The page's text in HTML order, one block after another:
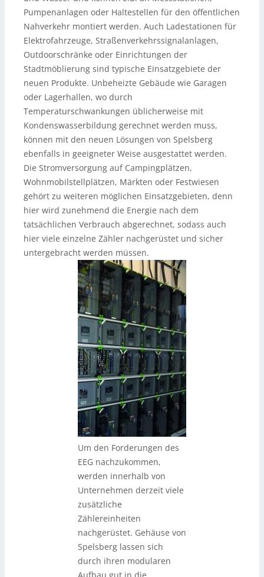
Pumpenanlagen oder Haltestellen für den öffentlichen
Nahverkehr montiert werden. Auch Ladestationen für
Elektrofahrzeuge, Straßenverkehrssignalanlagen,
Outdoorschränke oder Einrichtungen der
Stadtmöblierung sind typische Einsatzgebiete der
neuen Produkte. Unbeheizte Gebäude wie Garagen
oder Lagerhallen, wo durch
Temperaturschwankungen üblicherweise mit
Kondenswasserbildung gerechnet werden muss,
können mit den neuen Lösungen von Spelsberg
ebenfalls in geeigneter Weise ausgestattet werden.
Die Stromversorgung auf Campingplätzen,
Wohnmobilstellplätzen, Märkten oder Festwiesen
gehört zu weiteren möglichen Einsatzgebieten, denn
hier wird zunehmend die Energie nach dem
tatsächlichen Verbrauch abgerechnet, sodass auch
hier viele einzelne Zähler nachgerüstet und sicher
untergebracht werden müssen.
Um den Forderungen des
EEG nachzukommen,
werden innerhalb von
Unternehmen derzeit viele
zusätzliche
Zählereinheiten
nachgerüstet. Gehäuse von
Spelsberg lassen sich
durch ihren modularen